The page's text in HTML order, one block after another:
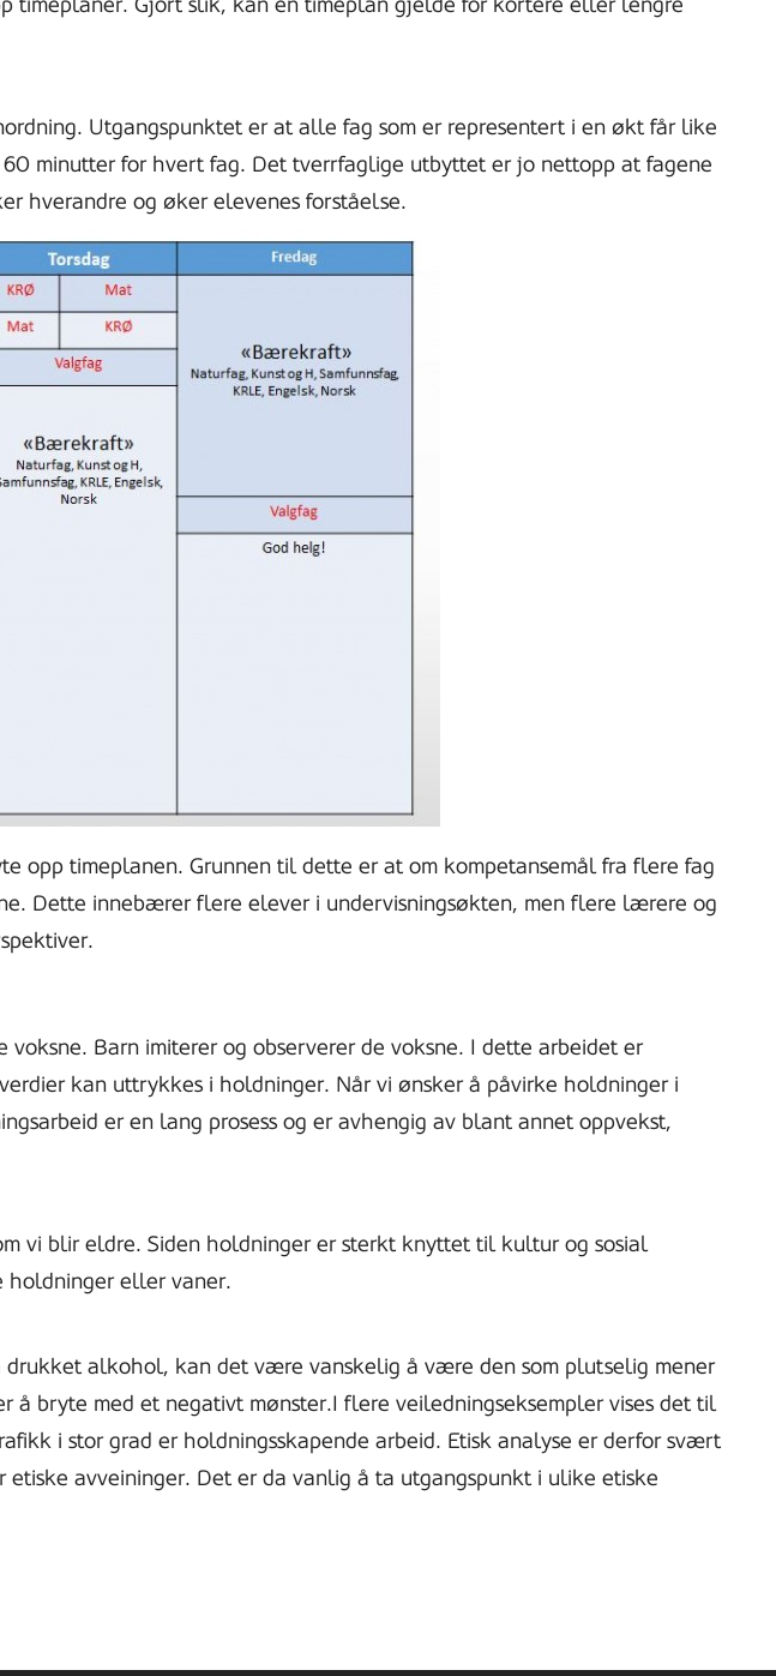
Utgangspunktet er at alle fag som er representert i en økt får like
minutter for hvert fag. Det tverrfaglige utbyttet er jo nettopp at fagene
hverandre og øker elevenes forståelse.
opp timeplanen. Grunnen til dette er at om kompetansemål fra flere fag
Dette innebærer flere elever i undervisningsøkten, men flere lærere og
Barn imiterer og observerer de voksne. I dette arbeidet er
kan uttrykkes i holdninger. Når vi ønsker å påvirke holdninger i
er en lang prosess og er avhengig av blant annet oppvekst,
vi blir eldre. Siden holdninger er sterkt knyttet til kultur og sosial
holdninger eller vaner.
alkohol, kan det være vanskelig å være den som plutselig mener
bryte med et negativt mønster.I flere veiledningseksempler vises det til
i stor grad er holdningsskapende arbeid. Etisk analyse er derfor svært
avveininger. Det er da vanlig å ta utgangspunkt i ulike etiske